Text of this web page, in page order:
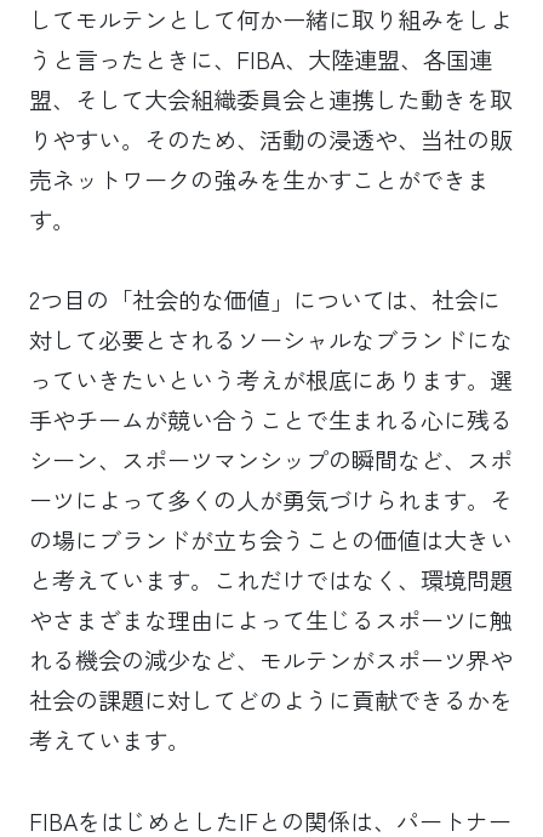
してモルテンとして何か一緒に取り組みをしよ
うと言ったときに、FIBA、大陸連盟、各国連
盟、そして大会組織委員会と連携した動きを取
りやすい。そのため、活動の浸透や、当社の販
売ネットワークの強みを生かすことができま
す。
2つ目の「社会的な価値」については、社会に
対して必要とされるソーシャルなブランドにな
っていきたいという考えが根底にあります。選
手やチームが競い合うことで生まれる心に残る
シーン、スポーツマンシップの瞬間など、スポ
ーツによって多くの人が勇気づけられます。そ
の場にブランドが立ち会うことの価値は大きい
と考えています。これだけではなく、環境問題
やさまざまな理由によって生じるスポーツに触
れる機会の減少など、モルテンがスポーツ界や
社会の課題に対してどのように貢献できるかを
考えています。
FIBAをはじめとしたIFとの関係は、パートナー